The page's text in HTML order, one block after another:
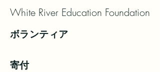
White River Education Foundation
ボランティア
寄付